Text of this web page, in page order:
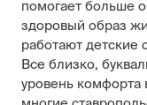
помогает больше
здоровый образ
работают детские
Все близко,
уровень комфорта